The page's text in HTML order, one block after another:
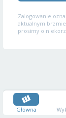
Zalogowanie
aktualnym
prosimy o
Główna